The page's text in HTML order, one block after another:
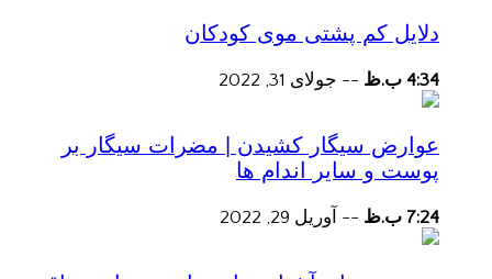
دلایل کم پشتی موی کودکان
4:34 ب.ظ -- جولای 31, 2022
عوارض سیگار کشیدن | مضرات سیگار بر
پوست و سایر اندام ها
7:24 ب.ظ -- آوریل 29, 2022